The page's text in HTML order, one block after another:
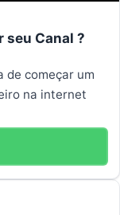
seu Canal ?
de começar um
na internet